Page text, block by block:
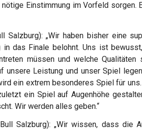
Einstimmung im Vorfeld sorgen.
Salzburg): „Wir haben bisher eine
das Finale belohnt. Uns ist
müssen und welche Qualitäten
unsere Leistung und unser Spiel
ein extrem besonderes Spiel für
ein Spiel auf Augenhöhe
Wir werden alles geben.“
Salzburg): „Wir wissen, dass die